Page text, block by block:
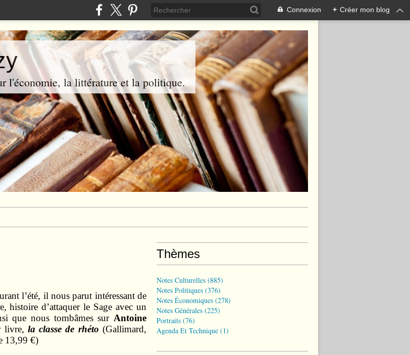
Connexion + Créer mon blog
l'économie, la littérature et la politique.
l’été, il nous parut intéressant de
histoire d’attaquer le Sage avec un
que nous tombâmes sur Antoine
livre, la classe de rhéto (Gallimard,
13,99 €)
Thèmes
Notes Culturelles (885)
Notes Politiques (376)
Notes Économiques (278)
Notes Générales (225)
Portraits (76)
Agenda Et Technique (1)